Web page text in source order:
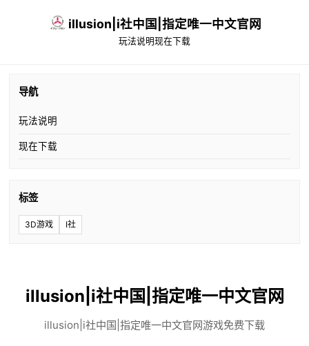
illusion|i社中国|指定唯一中文官网
玩法说明现在下载
导航
玩法说明
现在下载
标签
3D游戏 I社
illusion|i社中国|指定唯一中文官网
illusion|i社中国|指定唯一中文官网游戏免费下载